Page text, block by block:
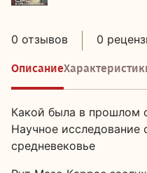
0 отзывов 0
Описание
Какой была в прошлом
Научное исследование
средневековье